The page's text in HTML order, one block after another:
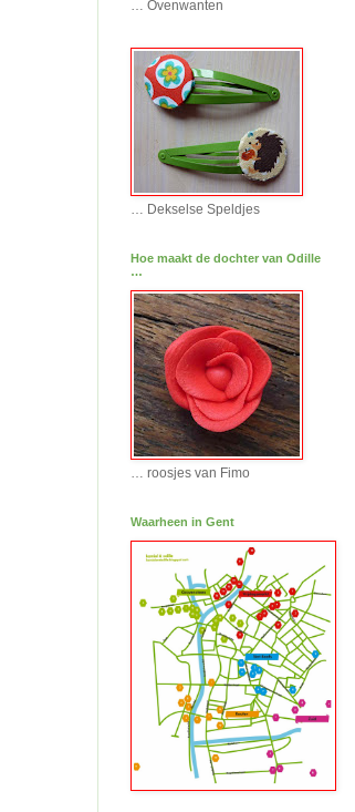
… Ovenwanten
… Dekselse Speldjes
Hoe maakt de dochter van Odille
…
… roosjes van Fimo
Waarheen in Gent